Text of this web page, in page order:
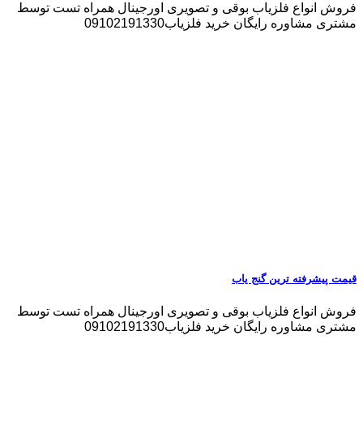
فروش انواع فلزیاب بوقی و تصویری اورجینال همراه تست توسط
مشتری مشاوره رایگان خرید فلزیاب09102191330
قیمت پیشرفته ترین گنج یاب
فروش انواع فلزیاب بوقی و تصویری اورجینال همراه تست توسط
مشتری مشاوره رایگان خرید فلزیاب09102191330